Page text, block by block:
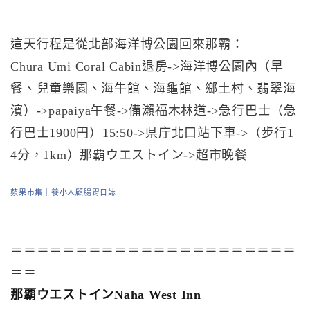
這天行程是從北部海洋博公園回來那霸：
Chura Umi Coral Cabin退房->海洋博公園內（早
餐、兒童樂園、海牛館、海龜館、鄉土村、翡翠海
濱）->papaiya午餐->備瀨福木林道->急行巴士（急
行巴士1900円）15:50->県庁北口站下車->（步行1
4分，1km）那覇ウエストイン->超市晚餐
蘋果市集｜養小人顧腸胃日誌
＝＝＝＝＝＝＝＝＝＝＝＝＝＝＝＝＝＝＝＝＝＝
＝＝
那覇ウエストインNaha West Inn